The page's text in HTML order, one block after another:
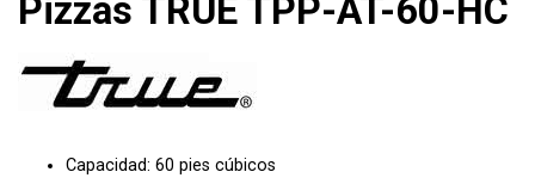
Pizzas TRUE TPP-AT-60-HC
Capacidad: 60 pies cúbicos